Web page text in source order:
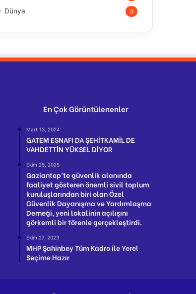
Dünya 3
En Çok Görüntülenenler
Mart 13, 2024
GATEM ESNAFI DA ŞEHİTKAMİL DE
VAHDETTİN YÜKSEL DİYOR
Ekim 25, 2025
Gaziantep’te güvenlik alanında
faaliyet gösteren önemli sivil toplum
kuruluşlarından biri olan Özel
Güvenlik Dayanışma ve Yardımlaşma
Derneği, yeni lokalinin açılışını
görkemli bir törenle gerçekleştirdi.
Ekim 27, 2023
MHP Şahinbey Tüm Kadro ile Yerel
Seçime Hazır